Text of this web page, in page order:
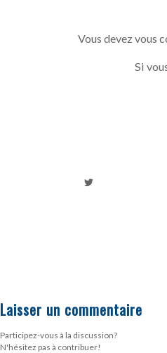
Vous devez vous
Si
Laisser un commentaire
Participez-vous à la discussion?
N'hésitez pas à contribuer!